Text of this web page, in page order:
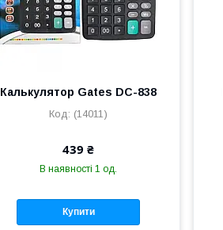
Калькулятор Gates DC-838
(14011)
439 ₴
В наявності 1 од.
Купити